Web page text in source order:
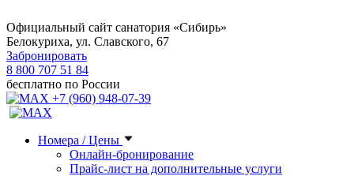
Официальный сайт санатория «Сибирь»
Белокуриха, ул. Славского, 67
Забронировать
8 800 707 51 84
бесплатно по России
+7 (960) 948-07-39
Номера / Цены
Онлайн-бронирование
Прайс-лист на дополнительные услуги